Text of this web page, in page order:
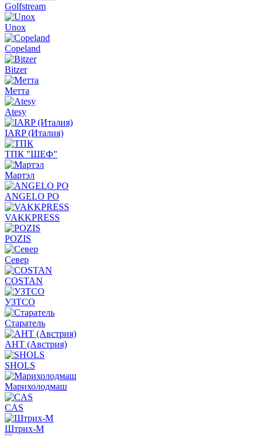
Golfstream
Unox
Copeland
Bitzer
Метта
Atesy
IARP (Италия)
ТПК "ШЕФ"
Мартэл
ANGELO PO
VAKKPRESS
POZIS
Север
COSTAN
УЗТСО
Старатель
АНТ (Австрия)
SHOLS
Марихолодмаш
CAS
Штрих-М